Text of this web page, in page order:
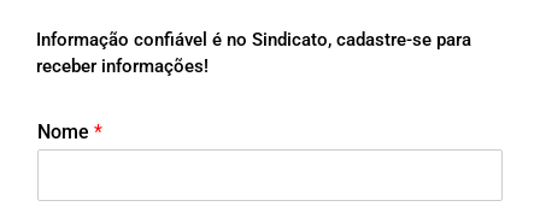
Informação confiável é no Sindicato, cadastre-se para
receber informações!
Nome *